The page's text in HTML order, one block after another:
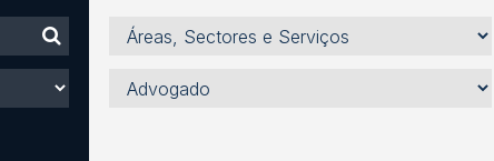
Áreas,
Sectores
Serviços
Advogado